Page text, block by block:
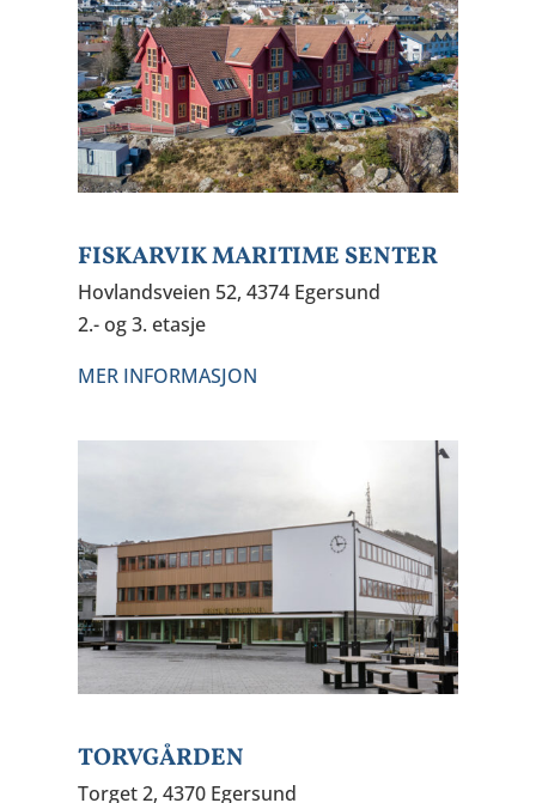
FISKARVIK MARITIME SENTER
Hovlandsveien 52, 4374 Egersund
2.- og 3. etasje
MER INFORMASJON
TORVGÅRDEN
Torget 2, 4370 Egersund